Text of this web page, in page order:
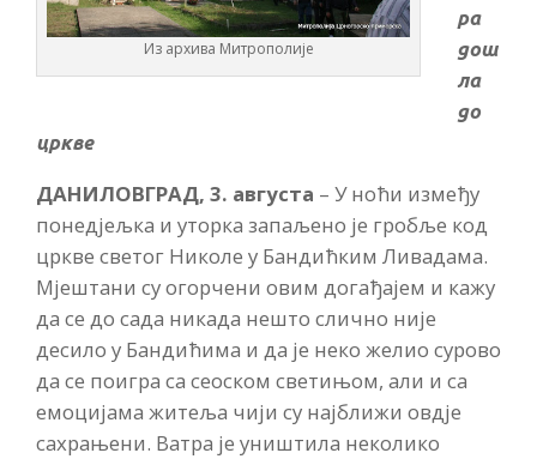
Из архива Митрополије
ра
дош
ла
до
цркве
ДАНИЛОВГРАД, 3. августа – У ноћи између
понедјељка и уторка запаљено је гробље код
цркве светог Николе у Бандићким Ливадама.
Мјештани су огорчени овим догађајем и кажу
да се до сада никада нешто слично није
десило у Бандићима и да је неко желио сурово
да се поигра са сеоском светињом, али и са
емоцијама житеља чији су најближи овдје
сахрањени. Ватра је уништила неколико